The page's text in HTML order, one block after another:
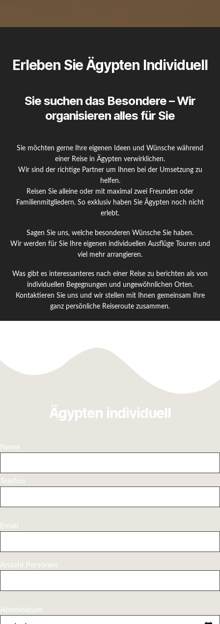
Erleben Sie Ägypten Individuell
Sie suchen das Besondere – Wir
organisieren alles für Sie
Sie möchten gerne Ihre eigenen Ideen und Wünsche während
einer Reise in Ägypten verwirklichen.
Wir sind der richtige Partner um Ihnen bei der Umsetzung zu
helfen.
Reisen Sie alleine oder mit maximal zwei Freunden oder
Familienmitgliedern. So exklusiv haben Sie Ägypten noch nicht
erlebt.
Sagen Sie uns, welche besonderen Wünsche Sie haben.
Wir werden für Sie Ihre eigenen individuellen Ausflüge Touren und
viel mehr arrangieren.
Was gibt es interessanteres nach einer Reise zu berichten als von
individuellen Begegnungen und ungewöhnlichen Orten.
Kontaktieren Sie uns und wir stellen mit Ihnen gemeinsam Ihre
ganz persönliche Reiseroute zusammen.
Ägypten individuell
Name
Telefon
Email
Anzahl Personen
Abholdatum